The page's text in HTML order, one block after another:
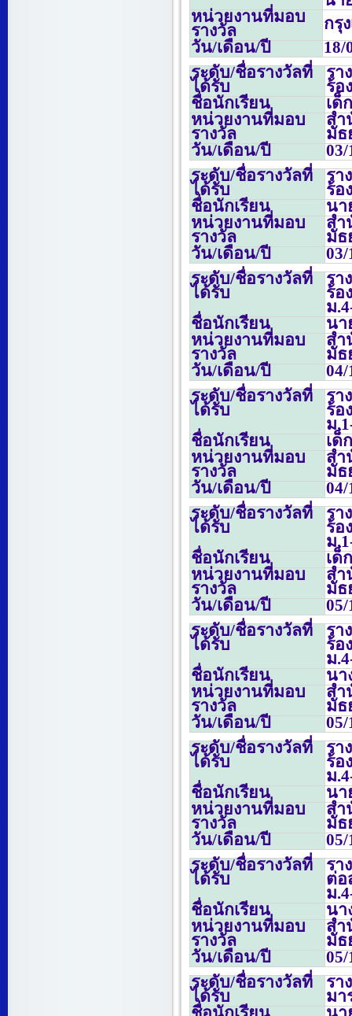
หน่วยงานที่มอบ
รางวัล
กรุ
วัน/เดือน/ปี
18/
ระดับ/ชื่อรางวัลที่
ได้รับ
รา
ร้อ
ชื่อนักเรียน
เด็
หน่วยงานที่มอบ
รางวัล
สำ
มัธ
วัน/เดือน/ปี
03/
ระดับ/ชื่อรางวัลที่
ได้รับ
รา
ร้อ
ชื่อนักเรียน
นา
หน่วยงานที่มอบ
รางวัล
สำ
มัธ
วัน/เดือน/ปี
03/
ระดับ/ชื่อรางวัลที่
ได้รับ
รา
ร้อ
ม.
ชื่อนักเรียน
นา
หน่วยงานที่มอบ
รางวัล
สำ
มัธ
วัน/เดือน/ปี
04/
ระดับ/ชื่อรางวัลที่
ได้รับ
รา
ร้อ
ม.
ชื่อนักเรียน
เด็
หน่วยงานที่มอบ
รางวัล
สำ
มัธ
วัน/เดือน/ปี
04/
ระดับ/ชื่อรางวัลที่
ได้รับ
รา
ร้อ
ม.
ชื่อนักเรียน
เด็
หน่วยงานที่มอบ
รางวัล
สำ
มัธ
วัน/เดือน/ปี
05/
ระดับ/ชื่อรางวัลที่
ได้รับ
รา
ร้อ
ม.
ชื่อนักเรียน
นา
หน่วยงานที่มอบ
รางวัล
สำ
มัธ
วัน/เดือน/ปี
05/
ระดับ/ชื่อรางวัลที่
ได้รับ
รา
ร้อ
ม.
ชื่อนักเรียน
นา
หน่วยงานที่มอบ
รางวัล
สำ
มัธ
วัน/เดือน/ปี
05/
ระดับ/ชื่อรางวัลที่
ได้รับ
รา
ต่
ม.
ชื่อนักเรียน
นา
หน่วยงานที่มอบ
รางวัล
สำ
มัธ
วัน/เดือน/ปี
05/
ระดับ/ชื่อรางวัลที่
ได้รับ
รา
มา